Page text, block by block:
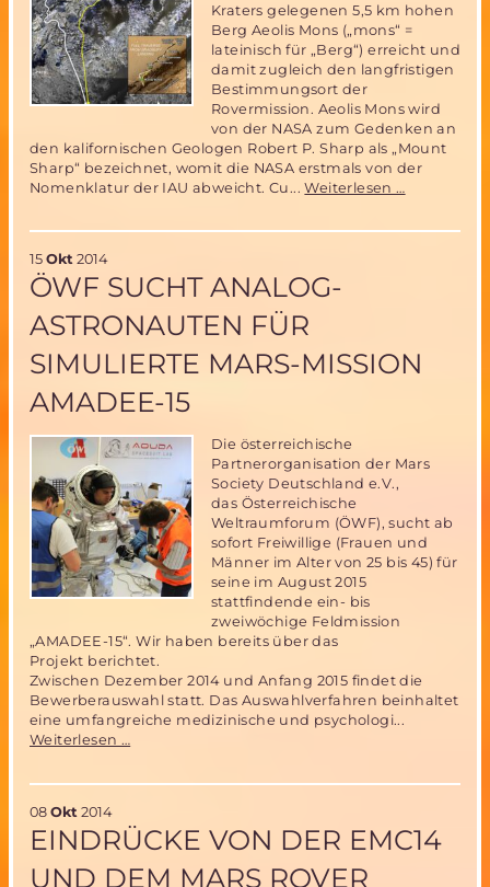
Kraters gelegenen 5,5 km hohen
Berg Aeolis Mons („mons“ =
lateinisch für „Berg“) erreicht und
damit zugleich den langfristigen
Bestimmungsort der
Rovermission. Aeolis Mons wird
von der NASA zum Gedenken an
den kalifornischen Geologen Robert P. Sharp als „Mount
Sharp“ bezeichnet, womit die NASA erstmals von der
Nomenklatur der IAU abweicht. Cu...Weiterlesen …
15 Okt 2014
ÖWF SUCHT ANALOG-
ASTRONAUTEN FÜR
SIMULIERTE MARS-MISSION
AMADEE-15
Die österreichische
Partnerorganisation der Mars
Society Deutschland e.V.,
das Österreichische
Weltraumforum (ÖWF), sucht ab
sofort Freiwillige (Frauen und
Männer im Alter von 25 bis 45) für
seine im August 2015
stattfindende ein- bis
zweiwöchige Feldmission
„AMADEE-15“. Wir haben bereits über das
Projekt berichtet.
Zwischen Dezember 2014 und Anfang 2015 findet die
Bewerberauswahl statt. Das Auswahlverfahren beinhaltet
eine umfangreiche medizinische und psychologi...
Weiterlesen …
simulierte
Mission
08 Okt 2014
EINDRÜCKE VON DER EMC14
UND DEM MARS ROVER